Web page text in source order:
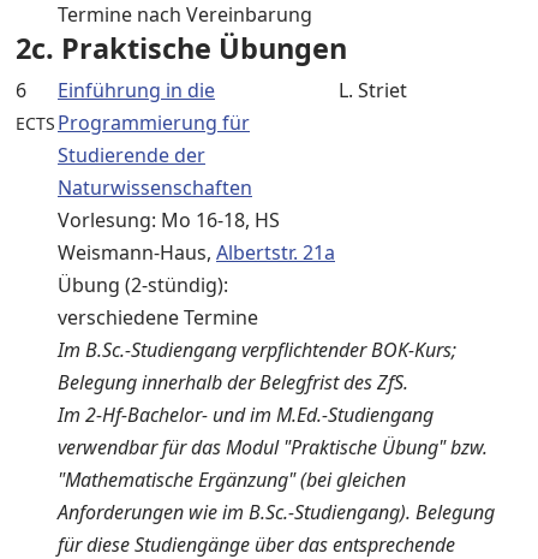
Termine nach Vereinbarung
2c. Praktische Übungen
6
ECTS
Einführung in die
Programmierung für
Studierende der
Naturwissenschaften
L. Striet
Vorlesung: Mo 16-18, HS
Weismann-Haus, Albertstr. 21a
Übung (2-stündig):
verschiedene Termine
Im B.Sc.-Studiengang verpflichtender BOK-Kurs;
Belegung innerhalb der Belegfrist des ZfS.
Im 2-Hf-Bachelor- und im M.Ed.-Studiengang
verwendbar für das Modul "Praktische Übung" bzw.
"Mathematische Ergänzung" (bei gleichen
Anforderungen wie im B.Sc.-Studiengang). Belegung
für diese Studiengänge über das entsprechende